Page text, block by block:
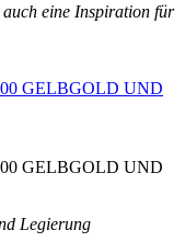
eine Inspiration für
GELBGOLD UND
GELBGOLD UND
Legierung